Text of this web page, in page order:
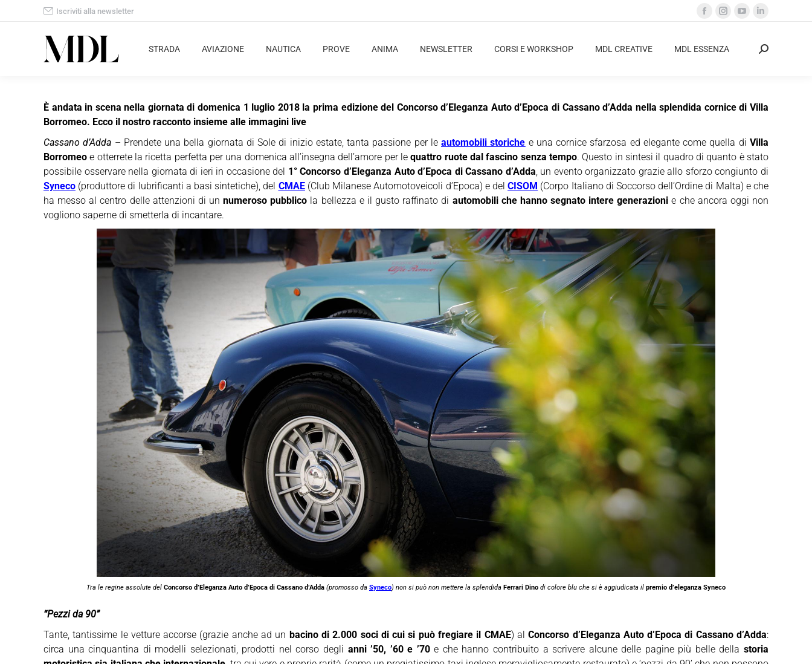
Iscriviti alla newsletter
Facebook
opens
Instagram
opens
YouTube
opens
Linkedin
opens
STRADA AVIAZIONE NAUTICA PROVE ANIMA NEWSLETTER CORSI E WORKSHOP MDL CREATIVE MDL ESSENZA Cerca:
È andata in scena nella giornata di domenica 1 luglio 2018 la prima edizione del Concorso d’Eleganza Auto d’Epoca di Cassano d’Adda nella splendida cornice di Villa
Borromeo. Ecco il nostro racconto insieme alle immagini live
Cassano d’Adda – Prendete una bella giornata di Sole di inizio estate, tanta passione per leautomobili storiche e una cornice sfarzosa ed elegante come quella diVilla
Borromeo e otterrete la ricetta perfetta per una domenica all’insegna dell’amore per lequattro ruote dal fascino senza tempo. Questo in sintesi il quadro di quanto è stato
possibile osservare nella giornata di ieri in occasione del 1° Concorso d’Eleganza Auto d’Epoca di Cassano d’Adda, un evento organizzato grazie allo sforzo congiunto di
Syneco (produttore di lubrificanti a basi sintetiche), del CMAE(Club Milanese Automotoveicoli d’Epoca) e delCISOM (Corpo Italiano di Soccorso dell’Ordine di Malta) e che
ha messo al centro delle attenzioni di unnumeroso pubblico la bellezza e il gusto raffinato di automobili che hanno segnato intere generazioni e che ancora oggi non
vogliono saperne di smetterla di incantare.
Tra le regine assolute del Concorso d’Eleganza Auto d’Epoca di Cassano d’Adda (promosso da Syneco) non si può non mettere la splendida Ferrari Dino di colore blu che si è aggiudicata il premio d’eleganza Syneco
“Pezzi da 90”
Tante, tantissime le vetture accorse (grazie anche ad un bacino di 2.000 soci di cui si può fregiare il CMAE) alConcorso d’Eleganza Auto d’Epoca di Cassano d’Adda:
circa una cinquantina di modelli selezionati, prodotti nel corso degli anni ’50, ’60 e ’70e che hanno contribuito a scrivere alcune delle pagine più belle dellastoria